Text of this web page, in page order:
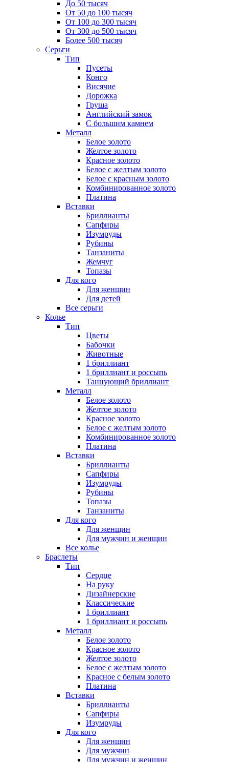
До 50 тысяч
От 50 до 100 тысяч
От 100 до 300 тысяч
От 300 до 500 тысяч
Более 500 тысяч
Серьги
Тип
Пусеты
Конго
Висячие
Дорожка
Груша
Английский замок
С большим камнем
Металл
Белое золото
Желтое золото
Красное золото
Белое с желтым золото
Белое с красным золото
Комбинированное золото
Платина
Вставки
Бриллианты
Сапфиры
Изумруды
Рубины
Танзаниты
Жемчуг
Топазы
Для кого
Для женщин
Для детей
Все серьги
Колье
Тип
Цветы
Бабочки
Животные
1 бриллиант
1 бриллиант и россыпь
Танцующий бриллиант
Металл
Белое золото
Желтое золото
Красное золото
Белое с желтым золото
Комбинированное золото
Платина
Вставки
Бриллианты
Сапфиры
Изумруды
Рубины
Топазы
Танзаниты
Для кого
Для женщин
Для мужчин и женщин
Все колье
Браслеты
Тип
Сердце
На руку
Дизайнерские
Классические
1 бриллиант
1 бриллиант и россыпь
Металл
Белое золото
Красное золото
Желтое золото
Белое с желтым золото
Красное с белым золото
Платина
Вставки
Бриллианты
Сапфиры
Изумруды
Для кого
Для женщин
Для мужчин
Для мужчин и женщин